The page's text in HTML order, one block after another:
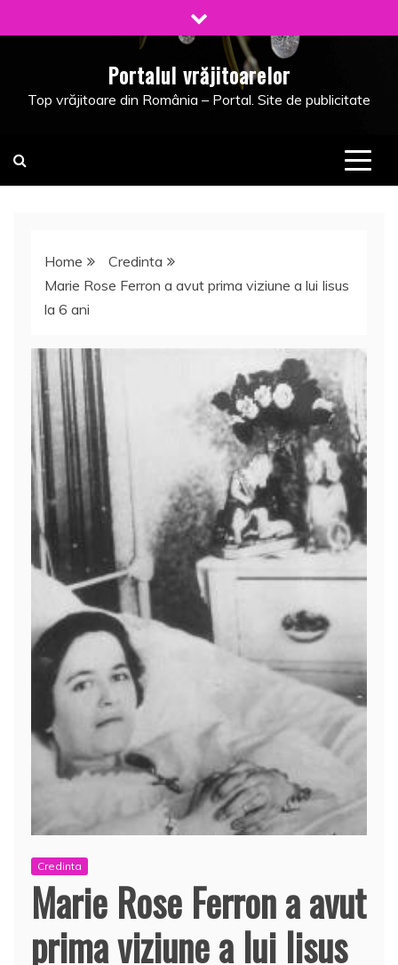
to
Portalul vrăjitoarelor
Top vrăjitoare din România – Portal. Site de publicitate
Home
Credinta
Marie Rose Ferron a avut prima viziune a lui Iisus
la 6 ani
Credinta
Marie Rose Ferron a avut
prima viziune a lui Iisus